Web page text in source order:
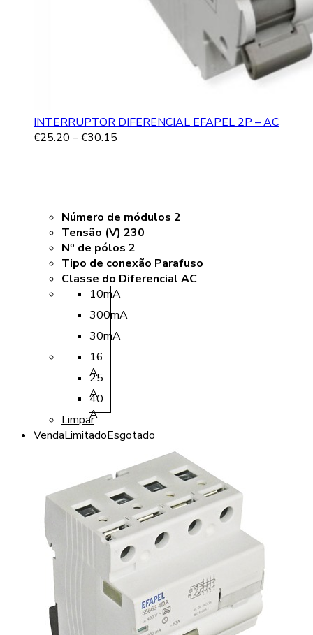
INTERRUPTOR DIFERENCIAL EFAPEL 2P – AC
€25.20 –€30.15
Número de módulos 2
Tensão (V) 230
Nº de pólos 2
Tipo de conexão Parafuso
Classe do Diferencial AC
10mA
300mA
30mA
16
A
25
A
40
A
Limpar
VendaLimitadoEsgotado